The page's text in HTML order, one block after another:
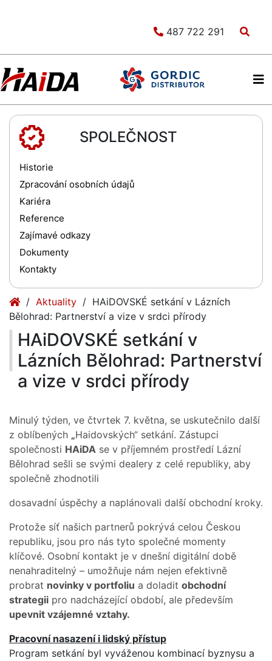
487 722 291
SPOLEČNOST
Historie
Zpracování osobních údajů
Kariéra
Reference
Zajímavé odkazy
Dokumenty
Kontakty
Aktuality (current)
HAiDOVSKÉ setkání v Lázních
Bělohrad: Partnerství a vize v srdci přírody
HAiDOVSKÉ setkání v
Lázních Bělohrad: Partnerství
a vize v srdci přírody
Minulý týden, ve čtvrtek 7. května, se uskutečnilo další
z oblíbených „Haidovských“ setkání. Zástupci
společnosti HAiDA se v příjemném prostředí Lázní
Bělohrad sešli se svými dealery z celé republiky, aby
společně zhodnotili
dosavadní úspěchy a naplánovali další obchodní kroky.
Protože síť našich partnerů pokrývá celou Českou
republiku, jsou pro nás tyto společné momenty
klíčové. Osobní kontakt je v dnešní digitální době
nenahraditelný – umožňuje nám nejen efektivně
probrat novinky v portfoliu a doladit obchodní
strategii pro nadcházející období, ale především
upevnit vzájemné vztahy.
Pracovní nasazení i lidský přístup
Program setkání byl vyváženou kombinací byznysu a